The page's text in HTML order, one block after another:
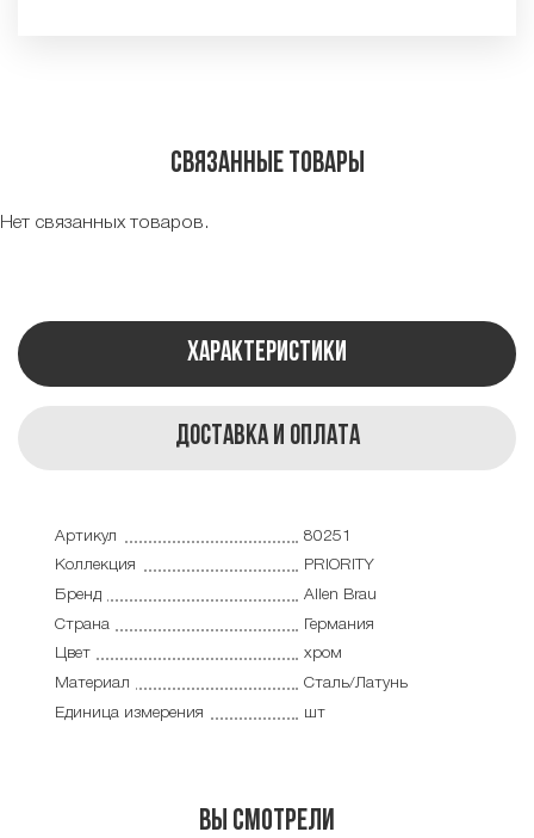
Связанные товары
Нет связанных товаров.
Характеристики
Доставка и оплата
Артикул
80251
Коллекция
PRIORITY
Бренд
Allen Brau
Страна
Германия
Цвет
хром
Материал
Сталь/Латунь
Единица измерения
шт
Вы смотрели